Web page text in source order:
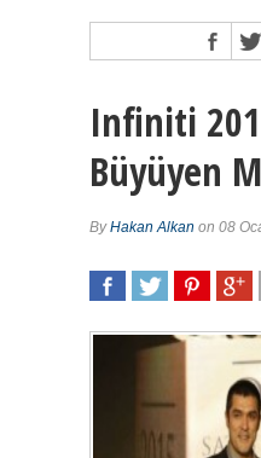
Infiniti
Büyüyen
ByHakan Alkan on 08